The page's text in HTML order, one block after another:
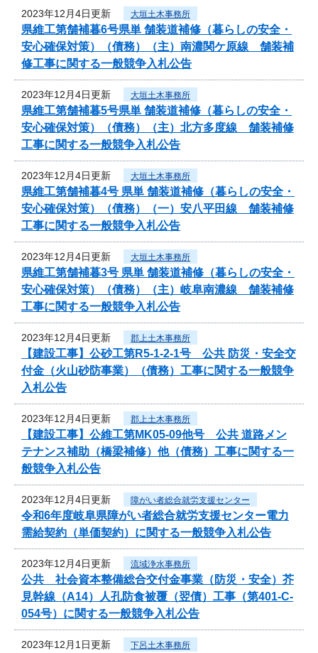
2023年12月4日更新 大垣土木事務所
県維工第舗補暮6号県単 舗装道補修（暮らしの安全・
安心確保対策）（債務）（主）南濃関ケ原線 舗装補
修工事に関する一般競争入札公告
2023年12月4日更新 大垣土木事務所
県維工第舗補暮5号県単 舗装道補修（暮らしの安全・
安心確保対策）（債務）（主）北方多度線 舗装補修
工事に関する一般競争入札公告
2023年12月4日更新 大垣土木事務所
県維工第舗補暮4号 県単 舗装道補修（暮らしの安全・
安心確保対策）（債務）（一）安八平田線 舗装補修
工事に関する一般競争入札公告
2023年12月4日更新 大垣土木事務所
県維工第舗補暮3号 県単 舗装道補修（暮らしの安全・
安心確保対策）（債務）（主）岐阜南濃線 舗装補修
工事に関する一般競争入札公告
2023年12月4日更新 郡上土木事務所
【建設工事】公砂工第R5-1-2-1号 公共 防災・安全交
付金（火山砂防事業）（債務）工事に関する一般競争
入札公告
2023年12月4日更新 郡上土木事務所
【建設工事】公維工第MK05-09他号 公共 道路メン
テナンス補助（橋梁補修）他（債務）工事に関する一
般競争入札公告
2023年12月4日更新 障がい者総合就労支援センター
令和6年度岐阜県障がい者総合就労支援センター電力
需給契約（単価契約）に関する一般競争入札公告
2023年12月4日更新 流域浄水事務所
公共 社会資本整備総合交付金事業（防災・安全）芥
見幹線（A14）人孔防食被覆（翌債）工事（第401-C-
054号）に関する一般競争入札公告
2023年12月1日更新 下呂土木事務所